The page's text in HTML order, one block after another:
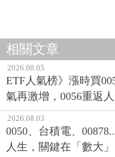
相關文章
2026.08.05
ETF人氣榜》漲時買
氣再激增，0056重返
2026.08.03
0050、台積電、
人生，關鍵在「數大」